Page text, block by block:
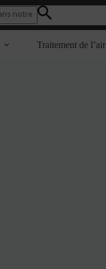
Traitement de l’air